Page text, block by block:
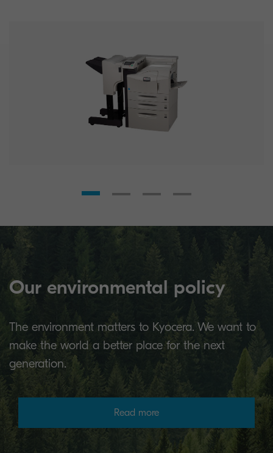
Our environmental policy
The environment matters to Kyocera. We want to
make the world a better place for the next
generation.
Read more